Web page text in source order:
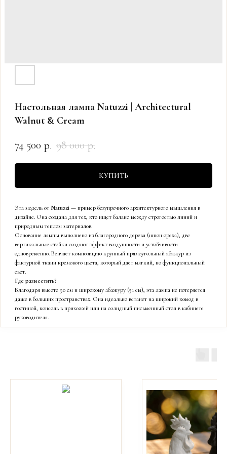
Настольная лампа Natuzzi | Architectural
Walnut & Cream
74 500 р. 98 000 р.
КУПИТЬ
Эта модель от Natuzzi — пример безупречного архитектурного мышления в
дизайне. Она создана для тех, кто ищет баланс между строгостью линий и
природным теплом материалов.
Основание лампы выполнено из благородного дерева (шпон ореха), две
вертикальные стойки создают эффект воздушности и устойчивости
одновременно. Венчает композицию крупный прямоугольный абажур из
фактурной ткани кремового цвета, который дает мягкий, но функциональный
свет.
Где разместить?
Благодаря высоте 90 см и широкому абажуру (51 см), эта лампа не потеряется
даже в больших пространствах. Она идеально встанет на широкий комод в
гостиной, консоль в прихожей или на солидный письменный стол в кабинете
руководителя.